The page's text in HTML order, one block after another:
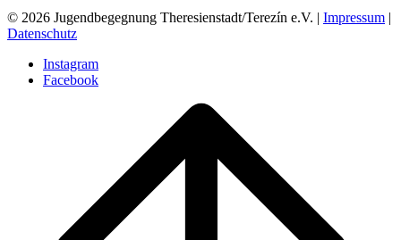
© 2026 Jugendbegegnung Theresienstadt/Terezín e.V. | Impressum |
Datenschutz
Instagram
Facebook